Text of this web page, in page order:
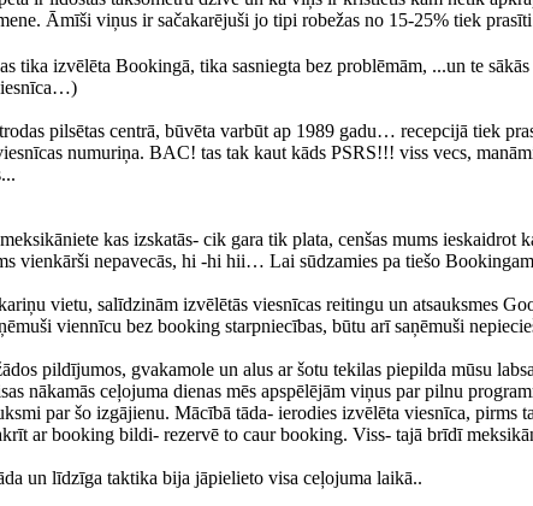
Āmīši viņus ir sačakarējuši jo tipi robežas no 15-25% tiek
tika izvēlēta Bookingā, tika sasniegta bez problēmām, ...un te
pilsētas centrā, būvēta varbūt ap 1989 gadu… recepcijā tiek
numuriņa. BAC! tas tak kaut kāds PSRS!!! viss vecs,
kas izskatās- cik gara tik plata, cenšas mums
vienkārši nepavecās, hi -hi hii… Lai sūdzamies pa tiešo
vietu, salīdzinām izvēlētās viesnīcas reitingu un atsauksmes
viennīcu bez booking starpniecības, būtu arī saņēmuši
pildījumos, gvakamole un alus ar šotu tekilas piepilda mūsu
nākamās ceļojuma dienas mēs apspēlējām viņus par pilnu
par šo izgājienu. Mācībā tāda- ierodies izvēlēta viesnīca,
ar booking bildi- rezervē to caur booking. Viss- tajā brīdī
un līdzīga taktika bija jāpielieto visa ceļojuma laikā..